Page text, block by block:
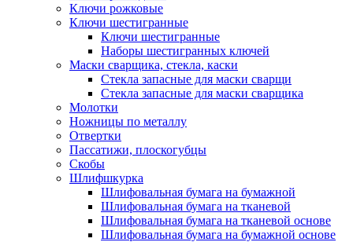
Ключи рожковые
Ключи шестигранные
Ключи шестигранные
Наборы шестигранных ключей
Маски сварщика, стекла, каски
Стекла запасные для маски сварщи
Стекла запасные для маски сварщика
Молотки
Ножницы по металлу
Отвертки
Пассатижи, плоскогубцы
Скобы
Шлифшкурка
Шлифовальная бумага на бумажной
Шлифовальная бумага на тканевой
Шлифовальная бумага на тканевой основе
Шлифовальная бумага на бумажной основе